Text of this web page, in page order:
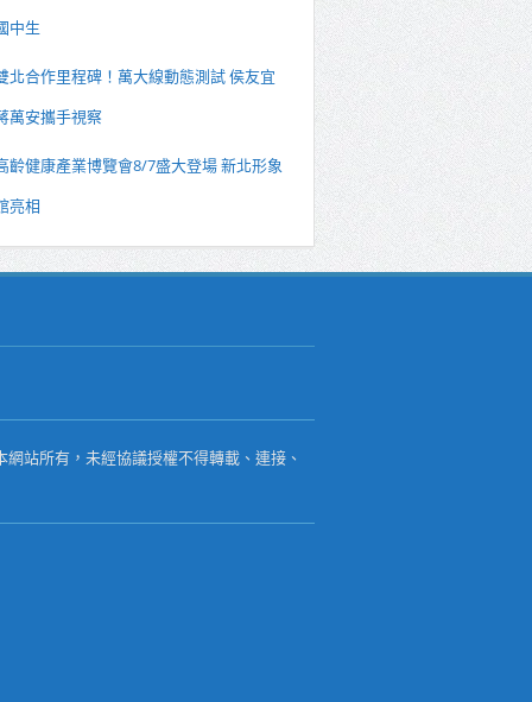
中生
北合作里程碑！萬大線動態測試 侯友宜
萬安攜手視察
齡健康產業博覽會8/7盛大登場 新北形象
亮相
站所有，未經協議授權不得轉載、連接、